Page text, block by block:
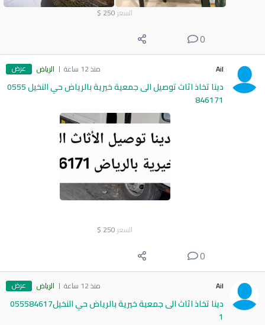
السعر 250
$
0
Ail منذ 12 ساعة الرياض عرض
دينا تخاذ اثاث توصيل الى جمعية خيرية بالرياض حي النخيل 0555
846171
السعر 250
$
0
Ail منذ 12 ساعة الرياض عرض
دينا تخاذ اثاث الى جمعية خيرية بالرياض حي النخيل055584617
1